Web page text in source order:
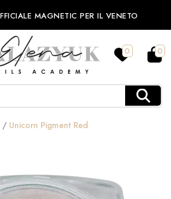
MAGNETIC PER IL VENETO
0 0
/ Unicorn Pigment Red